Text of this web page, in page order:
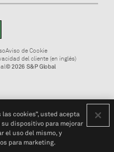
Aviso de Cookie
del cliente (en inglés)
© 2026 S&P Global
cookies”, usted acepta
dispositivo para mejorar
el uso del mismo, y
para marketing.